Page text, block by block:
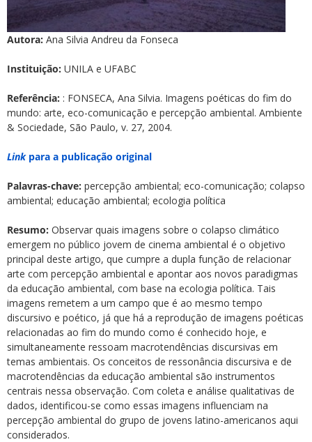
Autora: Ana Silvia Andreu da Fonseca
Instituição: UNILA e UFABC
Referência: : FONSECA, Ana Silvia. Imagens poéticas do fim do
mundo: arte, eco-comunicação e percepção ambiental. Ambiente
& Sociedade, São Paulo, v. 27, 2004.
Linkpara a publicação original
Palavras-chave: percepção ambiental; eco-comunicação; colapso
ambiental; educação ambiental; ecologia política
Resumo: Observar quais imagens sobre o colapso climático
emergem no público jovem de cinema ambiental é o objetivo
principal deste artigo, que cumpre a dupla função de relacionar
arte com percepção ambiental e apontar aos novos paradigmas
da educação ambiental, com base na ecologia política. Tais
imagens remetem a um campo que é ao mesmo tempo
discursivo e poético, já que há a reprodução de imagens poéticas
relacionadas ao fim do mundo como é conhecido hoje, e
simultaneamente ressoam macrotendências discursivas em
temas ambientais. Os conceitos de ressonância discursiva e de
macrotendências da educação ambiental são instrumentos
centrais nessa observação. Com coleta e análise qualitativas de
dados, identificou-se como essas imagens influenciam na
percepção ambiental do grupo de jovens latino-americanos aqui
considerados.